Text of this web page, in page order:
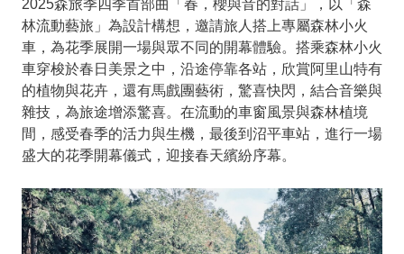
2025森旅季四季首部曲「春，櫻與音的對話」，以「森
林流動藝旅」為設計構想，邀請旅人搭上專屬森林小火
車，為花季展開一場與眾不同的開幕體驗。搭乘森林小火
車穿梭於春日美景之中，沿途停靠各站，欣賞阿里山特有
的植物與花卉，還有馬戲團藝術，驚喜快閃，結合音樂與
雜技，為旅途增添驚喜。在流動的車窗風景與森林植境
間，感受春季的活力與生機，最後到沼平車站，進行一場
盛大的花季開幕儀式，迎接春天繽紛序幕。